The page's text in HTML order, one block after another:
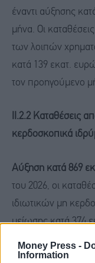
Money Press -
Information
έναντι αύξησης
μήνα. Οι
των λοιπών
κατά 139 εκατ.
τον προηγούμενο
ΙΙ.2.2 Καταθέσεις
κερδοσκοπικά
Αύξηση κατά 869
του 2026, οι
ιδιωτικών μη
μείωσης κατά 374
τον προηγούμενο